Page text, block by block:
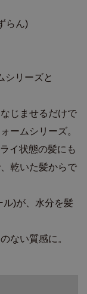
らん)
シリーズと
じませるだけで
ームシリーズ。
イ状態の髪にも
乾いた髪からで
)が、水分を髪
ない質感に。